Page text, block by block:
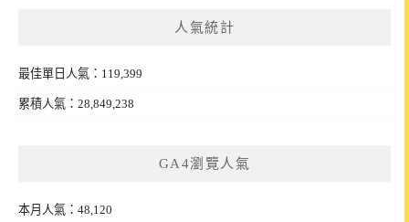
人氣統計
最佳單日人氣：119,399
累積人氣：28,849,238
GA4瀏覽人氣
本月人氣：48,120